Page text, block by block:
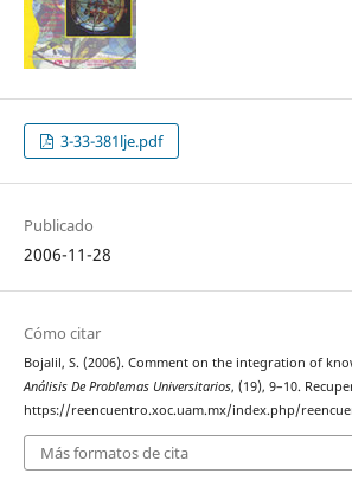
3-33-381lje.pdf
Publicado
2006-11-28
Cómo citar
Bojalil, S. (2006). Comment on the integration of
Análisis De Problemas Universitarios, (19), 9–10.
https://reencuentro.xoc.uam.mx/index.php/
Más formatos de cita